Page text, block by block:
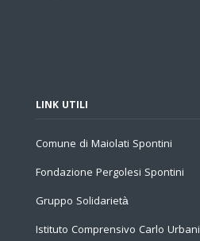
LINK UTILI
Comune di Maiolati Spontini
Fondazione Pergolesi Spontini
Gruppo Solidarietà
Istituto Comprensivo Carlo Urbani